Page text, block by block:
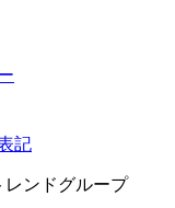
記
ンドグループ